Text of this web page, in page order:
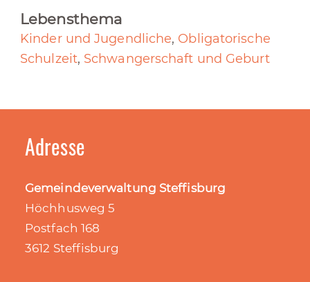
Lebensthema
Kinder und Jugendliche, Obligatorische
Schulzeit, Schwangerschaft und Geburt
Adresse
Gemeindeverwaltung Steffisburg
Höchhusweg 5
Postfach 168
3612 Steffisburg